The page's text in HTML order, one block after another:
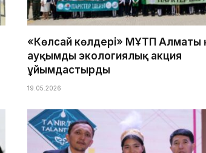
«Көлсай көлдері» МҰТП Алматы
ауқымды экологиялық акция
ұйымдастырды
19.05.2026